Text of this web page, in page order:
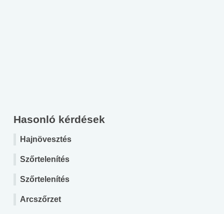
Hasonló kérdések
Hajnövesztés
Szőrtelenítés
Szőrtelenítés
Arcszőrzet